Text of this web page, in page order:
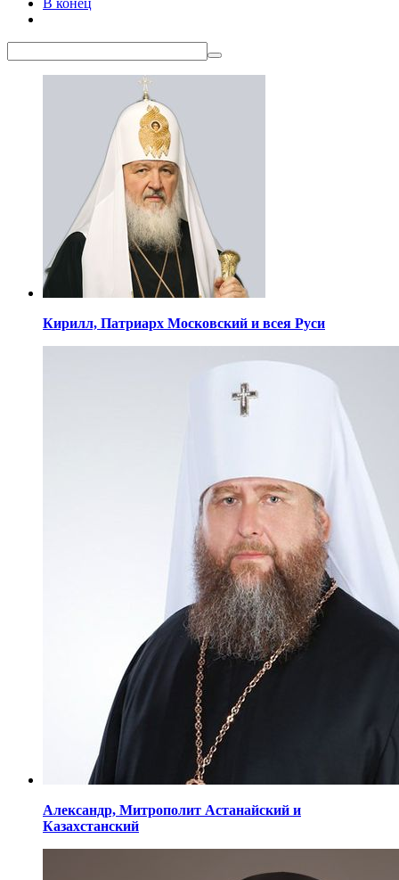
В конец
Кирилл, Патриарх Московский и всея Руси
Александр, Митрополит Астанайский и
Казахстанский